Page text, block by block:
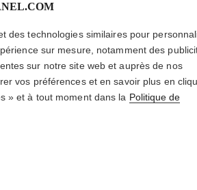
LES
Eau de Teint
Peau Nue. Belle
En savoir plus
Réf. 158870
des technologies similaires pour
sur mesure, notamment des
sur notre site web et auprès de nos
vos préférences et en savoir plus en
» et à tout moment dans la Politique de